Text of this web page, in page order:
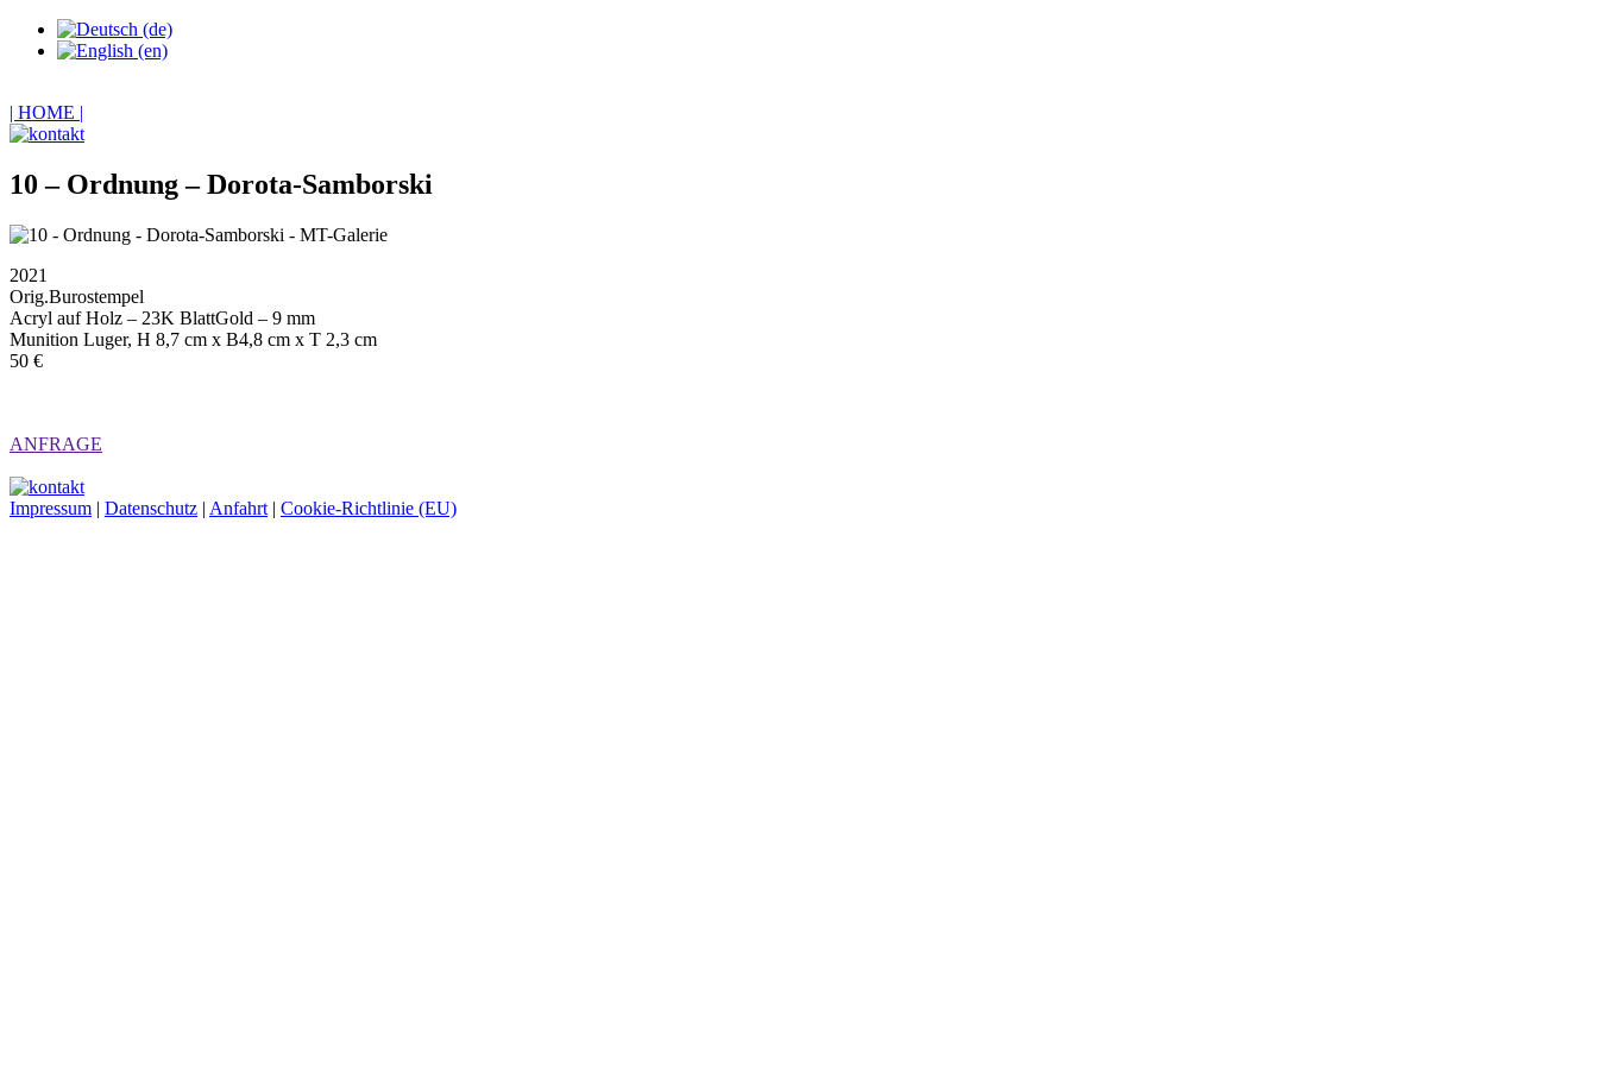
| HOME |
10 – Ordnung – Dorota-Samborski
2021
Orig.Burostempel
Acryl auf Holz – 23K BlattGold – 9 mm
Munition Luger, H 8,7 cm x B4,8 cm x T 2,3 cm
50 €
ANFRAGE
Impressum | Datenschutz | Anfahrt | Cookie-Richtlinie (EU)